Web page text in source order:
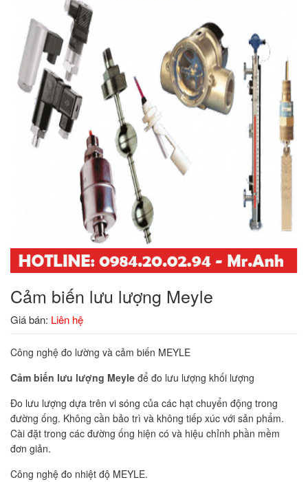
Cảm biến lưu lượng Meyle
Giá bán: Liên hệ
Công nghệ đo lường và cảm biến MEYLE
Cảm biến lưu lượng Meyle để đo lưu lượng khối lượng
Đo lưu lượng dựa trên vi sóng của các hạt chuyển động trong
đường ống. Không cần bảo trì và không tiếp xúc với sản phẩm.
Cài đặt trong các đường ống hiện có và hiệu chỉnh phần mềm
đơn giản.
Công nghệ đo nhiệt độ MEYLE.